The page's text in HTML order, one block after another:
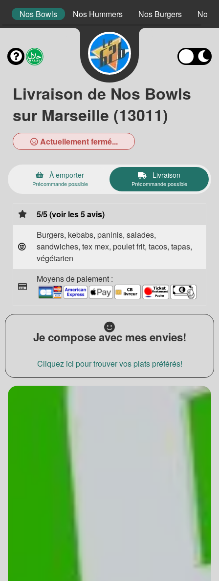
Nos Bowls Nos Hummers Nos Burgers Nos
Livraison de Nos Bowls
sur Marseille (13011)
Actuellement fermé...
À emporter
Précommande possible
Livraison
Précommande possible
5/5 (voir les 5 avis)
Burgers, kebabs, paninis, salades,
sandwiches, tex mex, poulet frit, tacos, tapas,
végétarien
Moyens de paiement :
Je compose avec mes envies!
Cliquez ici pour trouver vos plats préférés!